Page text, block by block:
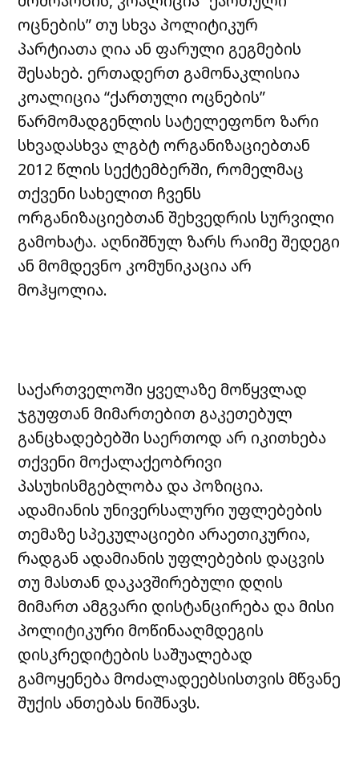
ოცნების” თუ სხვა პოლიტიკურ
პარტიათა ღია ან ფარული გეგმების
შესახებ. ერთადერთ გამონაკლისია
კოალიცია “ქართული ოცნების”
წარმომადგენლის სატელეფონო ზარი
სხვადასხვა ლგბტ ორგანიზაციებთან
2012 წლის სექტემბერში, რომელმაც
თქვენი სახელით ჩვენს
ორგანიზაციებთან შეხვედრის სურვილი
გამოხატა. აღნიშნულ ზარს რაიმე შედეგი
ან მომდევნო კომუნიკაცია არ
მოჰყოლია.
საქართველოში ყველაზე მოწყვლად
ჯგუფთან მიმართებით გაკეთებულ
განცხადებებში საერთოდ არ იკითხება
თქვენი მოქალაქეობრივი
პასუხისმგებლობა და პოზიცია.
ადამიანის უნივერსალური უფლებების
თემაზე სპეკულაციები არაეთიკურია,
რადგან ადამიანის უფლებების დაცვის
თუ მასთან დაკავშირებული დღის
მიმართ ამგვარი დისტანცირება და მისი
პოლიტიკური მოწინააღმდეგის
დისკრედიტების საშუალებად
გამოყენება მოძალადეებსისთვის მწვანე
შუქის ანთებას ნიშნავს.